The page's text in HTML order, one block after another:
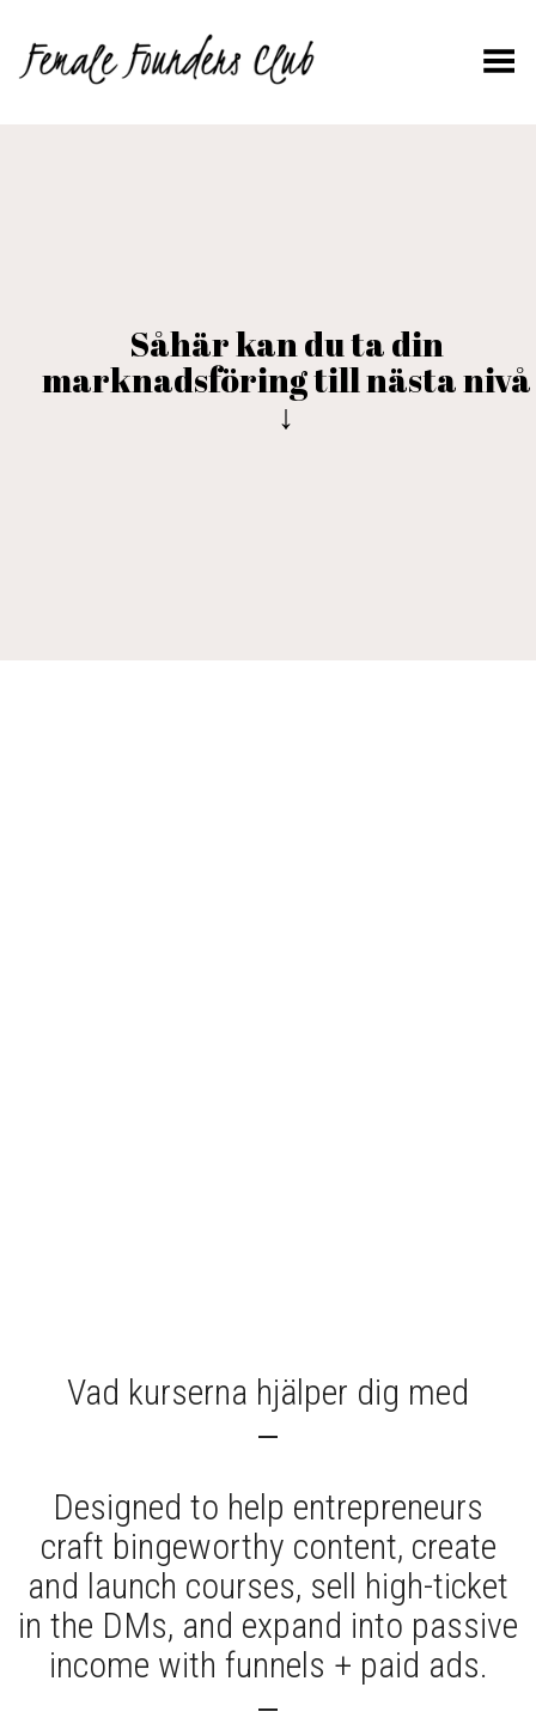
Toggle Menu
Såhär kan du ta din
marknadsföring till nästa nivå
↓
Vad kurserna hjälper dig med
Designed to help entrepreneurs
craft bingeworthy content, create
and launch courses, sell high-ticket
in the DMs, and expand into passive
income with funnels + paid ads.